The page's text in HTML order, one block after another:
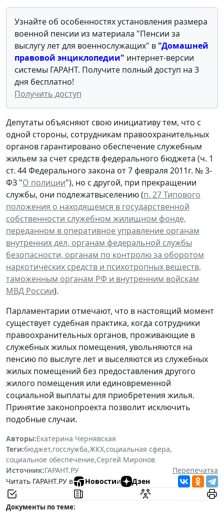
Узнайте об особенностях установления размера
военной пенсии из материала "Пенсии за
выслугу лет для военнослужащих" в "Домашней
правовой энциклопедии" интернет-версии
системы ГАРАНТ. Получите полный доступ на 3
дня бесплатно!
Получить доступ
Депутаты объясняют свою инициативу тем, что с
одной стороны, сотрудникам правоохранительных
органов гарантировано обеспечение служебным
жильем за счет средств федерального бюджета (ч. 1
ст. 44 Федерального закона от 7 февраля 2011г. № 3-
ФЗ "О полиции"), но с другой, при прекращении
службы, они подлежатвыселению (п. 27 Типового
положения о находящемся в государственной
собственности служебном жилищном фонде,
переданном в оперативное управление органам
внутренних дел, органам федеральной службы
безопасности, органам по контролю за оборотом
наркотических средств и психотропных веществ,
таможенным органам РФ и внутренним войскам
МВД России).
Парламентарии отмечают, что в настоящий момент
существует судебная практика, когда сотрудники
правоохранительных органов, проживающие в
служебных жилых помещения, увольняются на
пенсию по выслуге лет и выселяются из служебных
жилых помещений без предоставления другого
жилого помещения или единовременной
социальной выплаты для приобретения жилья.
Принятие законопроекта позволит исключить
подобные случаи.
Авторы:Екатерина Чернявская
Теги:бюджет,госслужба,ЖКХ,социальная сфера,
социальное обеспечение,Сергей Миронов
Источник:ГАРАНТ.РУ
Перепечатка
Читать ГАРАНТ.РУ в
Новостии Дзен
Документы по теме: